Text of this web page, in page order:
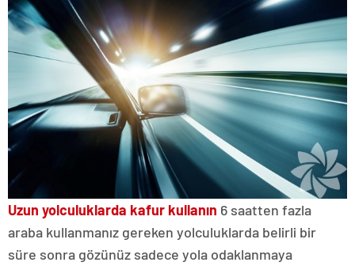
Uzun yolculuklarda kafur kullanın 6 saatten fazla
araba kullanmanız gereken yolculuklarda belirli bir
süre sonra gözünüz sadece yola odaklanmaya